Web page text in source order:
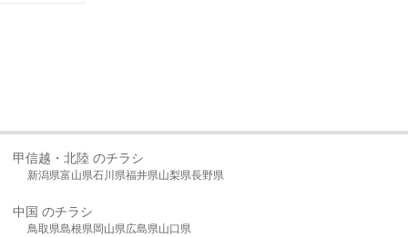
甲信越・北陸 のチラシ
新潟県富山県石川県福井県山梨県長野県
中国 のチラシ
鳥取県島根県岡山県広島県山口県